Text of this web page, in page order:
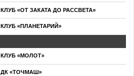
КЛУБ «ОТ ЗАКАТА ДО РАССВЕТА»
КЛУБ «ПЛАНЕТАРИЙ»
КЛУБ «МОЛОТ»
ДК «ТОЧМАШ»